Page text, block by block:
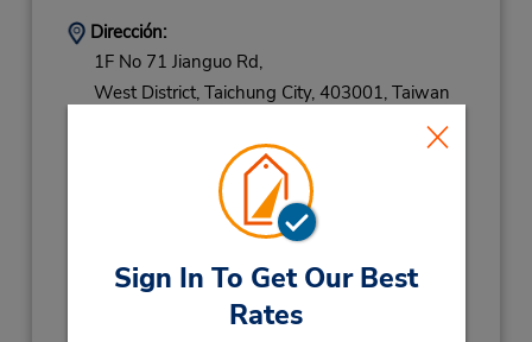
Sign In To Get Our Best
Rates
Dirección:
1F No 71 Jianguo Rd,
West District, Taichung City, 403001, Taiwan
(886) 266206620
Horario de servicio:
Sun - Sat 8:30 AM - 8:30 PM
Ubicación para depositar llaves
Obtener direcciones